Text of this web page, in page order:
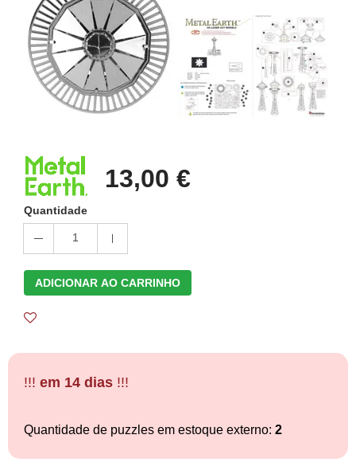
13,00 €
Quantidade
1
ADICIONAR AO CARRINHO
!!! em 14 dias !!!
Quantidade de puzzles em estoque externo: 2